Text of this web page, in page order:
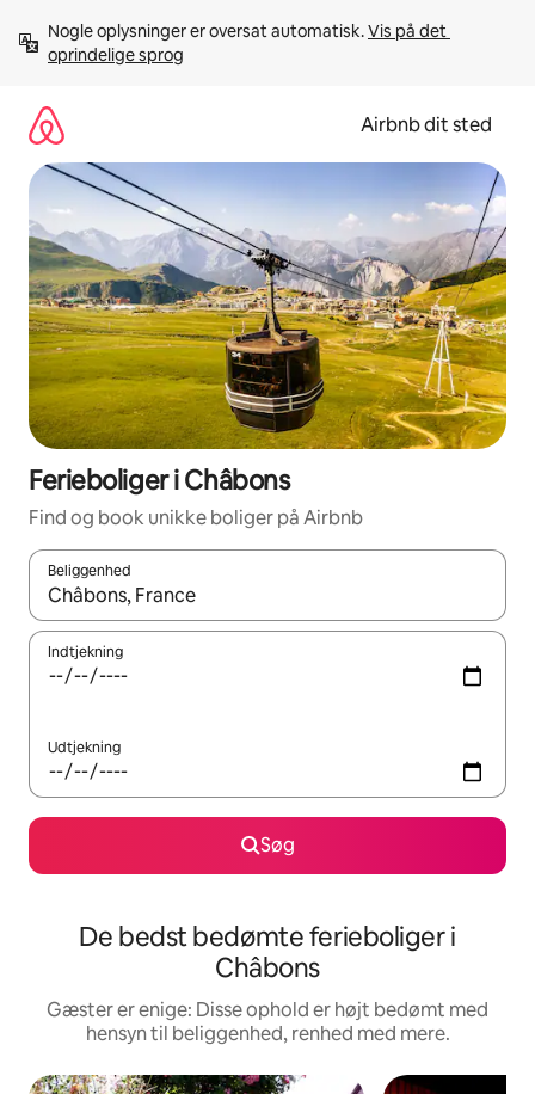
videre
Nogle oplysninger er oversat automatisk. Vis på det
oprindelige sprog
Airbnb dit sted
Ferieboliger i Châbons
Find og book unikke boliger på Airbnb
Beliggenhed
Når resultaterne er tilgængelige, skal du navigere med
Indtjekning
Udtjekning
Søg
De bedst bedømte ferieboliger i
Châbons
Gæster er enige: Disse ophold er højt bedømt med
hensyn til beliggenhed, renhed med mere.